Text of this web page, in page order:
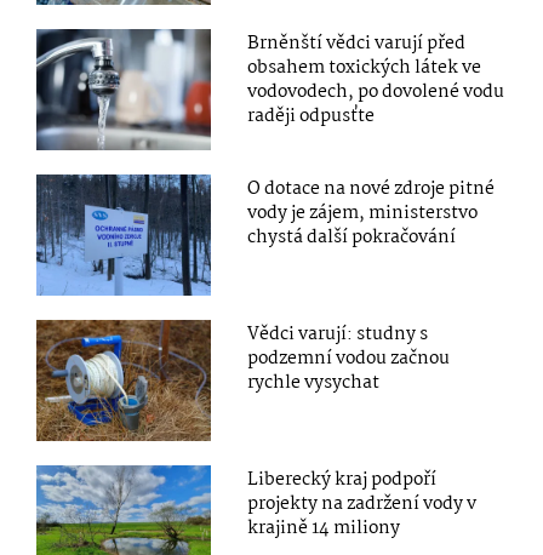
Brněnští vědci varují před
obsahem toxických látek ve
vodovodech, po dovolené vodu
raději odpusťte
O dotace na nové zdroje pitné
vody je zájem, ministerstvo
chystá další pokračování
Vědci varují: studny s
podzemní vodou začnou
rychle vysychat
Liberecký kraj podpoří
projekty na zadržení vody v
krajině 14 miliony